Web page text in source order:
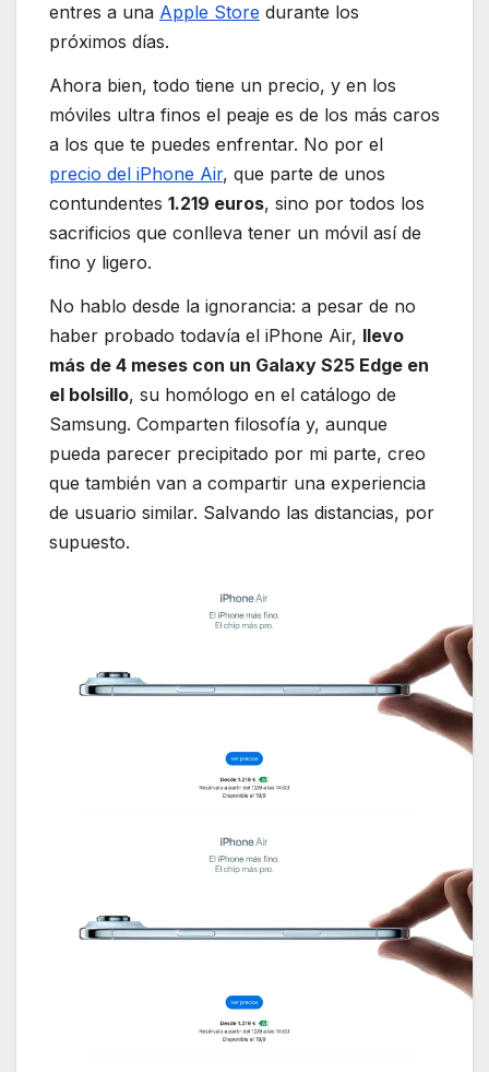
entres a una Apple Store durante los
próximos días.
Ahora bien, todo tiene un precio, y en los
móviles ultra finos el peaje es de los más caros
a los que te puedes enfrentar. No por el
precio del iPhone Air, que parte de unos
contundentes 1.219 euros, sino por todos los
sacrificios que conlleva tener un móvil así de
fino y ligero.
No hablo desde la ignorancia: a pesar de no
haber probado todavía el iPhone Air, llevo
más de 4 meses con un Galaxy S25 Edge en
el bolsillo, su homólogo en el catálogo de
Samsung. Comparten filosofía y, aunque
pueda parecer precipitado por mi parte, creo
que también van a compartir una experiencia
de usuario similar. Salvando las distancias, por
supuesto.